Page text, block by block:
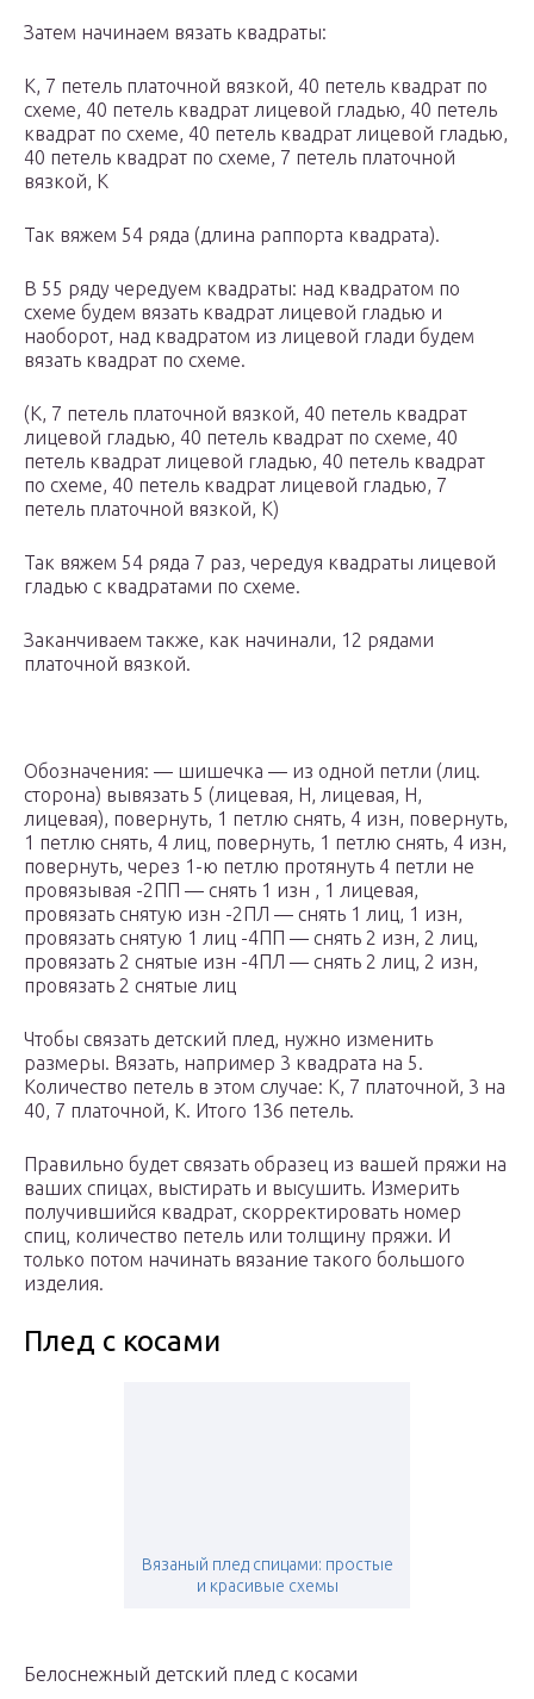
Затем начинаем вязать квадраты:
К, 7 петель платочной вязкой, 40 петель квадрат по
схеме, 40 петель квадрат лицевой гладью, 40 петель
квадрат по схеме, 40 петель квадрат лицевой гладью,
40 петель квадрат по схеме, 7 петель платочной
вязкой, К
Так вяжем 54 ряда (длина раппорта квадрата).
В 55 ряду чередуем квадраты: над квадратом по
схеме будем вязать квадрат лицевой гладью и
наоборот, над квадратом из лицевой глади будем
вязать квадрат по схеме.
(К, 7 петель платочной вязкой, 40 петель квадрат
лицевой гладью, 40 петель квадрат по схеме, 40
петель квадрат лицевой гладью, 40 петель квадрат
по схеме, 40 петель квадрат лицевой гладью, 7
петель платочной вязкой, К)
Так вяжем 54 ряда 7 раз, чередуя квадраты лицевой
гладью с квадратами по схеме.
Заканчиваем также, как начинали, 12 рядами
платочной вязкой.
Обозначения: — шишечка — из одной петли (лиц.
сторона) вывязать 5 (лицевая, Н, лицевая, Н,
лицевая), повернуть, 1 петлю снять, 4 изн, повернуть,
1 петлю снять, 4 лиц, повернуть, 1 петлю снять, 4 изн,
повернуть, через 1-ю петлю протянуть 4 петли не
провязывая -2ПП — снять 1 изн , 1 лицевая,
провязать снятую изн -2ПЛ — снять 1 лиц, 1 изн,
провязать снятую 1 лиц -4ПП — снять 2 изн, 2 лиц,
провязать 2 снятые изн -4ПЛ — снять 2 лиц, 2 изн,
провязать 2 снятые лиц
Чтобы связать детский плед, нужно изменить
размеры. Вязать, например 3 квадрата на 5.
Количество петель в этом случае: К, 7 платочной, 3 на
40, 7 платочной, К. Итого 136 петель.
Правильно будет связать образец из вашей пряжи на
ваших спицах, выстирать и высушить. Измерить
получившийся квадрат, скорректировать номер
спиц, количество петель или толщину пряжи. И
только потом начинать вязание такого большого
изделия.
Плед с косами
Вязаный плед спицами: простые
и красивые схемы
Белоснежный детский плед с косами